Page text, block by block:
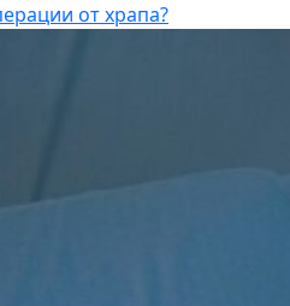
от храпа?